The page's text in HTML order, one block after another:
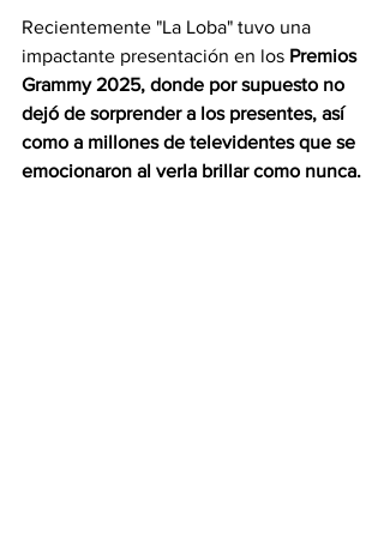
Recientemente "La Loba" tuvo una
impactante presentación en los Premios
Grammy 2025, donde por supuesto no
dejó de sorprender a los presentes, así
como a millones de televidentes que se
emocionaron al verla brillar como nunca.